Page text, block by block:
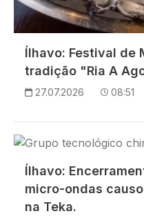
Ílhavo: Festival de
tradição "Ria A
27.07.2026 08:51
Imagem
Ílhavo:
micro-ondas
na Teka.